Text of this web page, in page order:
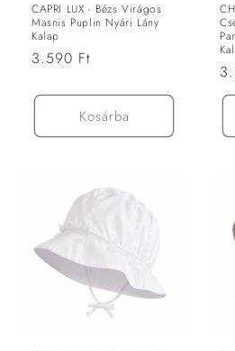
CAPRI LUX - Bézs Virágos
Masnis Puplin Nyári Lány
Kalap
Normál
3.590 Ft
Kosárba
ár